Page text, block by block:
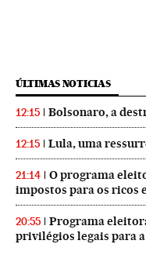
ÚLTIMAS NOTICIAS
12:15 Bolsonaro, a
12:15 Lula, uma
21:14
O programa
impostos para os ricos
20:55
Programa
privilégios legais para